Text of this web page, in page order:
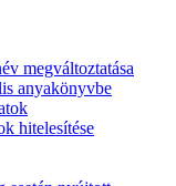
megváltoztatása
anyakönyvbe
hitelesítése